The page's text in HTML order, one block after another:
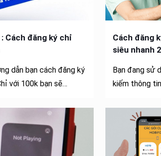
Cách đăng ký chỉ
dẫn bạn cách đăng ký
với 100k bạn sẽ…
Cách đăng
siêu nhanh
Bạn đang sử
kiếm thông